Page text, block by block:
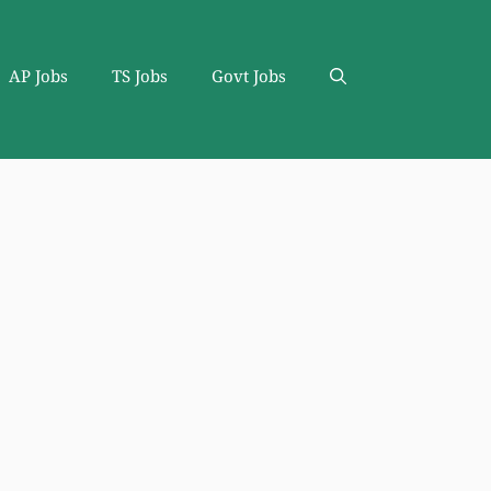
AP Jobs TS Jobs Govt Jobs